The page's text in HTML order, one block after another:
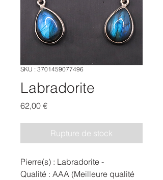
SKU : 3701459077496
Labradorite
62,00 €Prix
Rupture de stock
Pierre(s) : Labradorite -
Qualité : AAA (Meilleure qualité